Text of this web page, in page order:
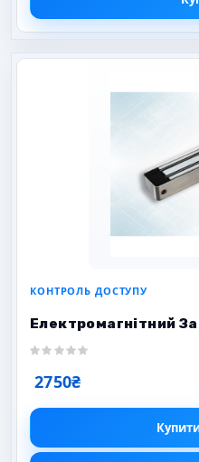
КОНТРОЛЬ ДОСТУПУ
Електромагнітний
2750₴